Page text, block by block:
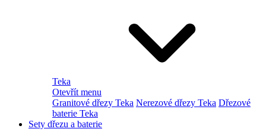
Teka
Otevřít menu
Granitové dřezy Teka Nerezové dřezy Teka Dřezové
baterie Teka
Sety dřezu a baterie